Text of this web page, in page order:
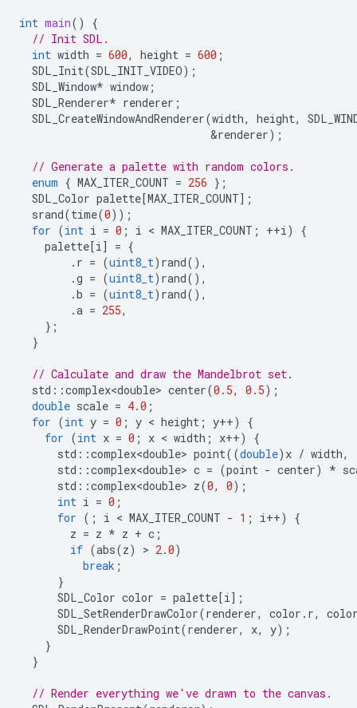
int main()
{
// Init SDL.
int width = 600, height = 600 ;
SDL_Init(SDL_INIT_VIDEO);
SDL_Window* window ;
SDL_Renderer* renderer ;
SDL_CreateWindowAndRenderer(width, height,
&renderer);
// Generate a palette with random colors.
enum { MAX_ITER_COUNT = 256 };
SDL_Color palette [MAX_ITER_COUNT];
srand(time(0));
for (int i = 0 ; i < MAX_ITER_COUNT ; ++i)
{
palette [i] = {
. r = (uint8_t) rand(),
.g = (uint8_t) rand(),
.b = (uint8_t) rand(),
.a = 255,
};
}
// Calculate and draw the Mandelbrot set.
std ::complex<double> center(0.5, 0.5);
double scale = 4.0 ;
for (int y = 0 ; y < height ; y++)
{
for (int x = 0 ; x < width ; x++)
{
std ::complex<double> point((double) x / width,
std ::complex<double> c = (point - center) *
std ::complex<double> z(0, 0);
int i = 0 ;
for (; i < MAX_ITER_COUNT - 1 ; i++)
{
z = z * z + c ;
if (abs(z) > 2.0)
break ;
}
SDL_Color color = palette [i];
SDL_SetRenderDrawColor(renderer, color . r,
SDL_RenderDrawPoint(renderer, x, y);
}
}
// Render everything we've drawn to the canvas.